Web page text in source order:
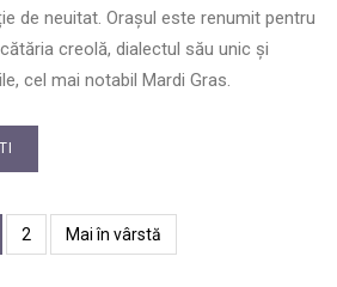
de neuitat. Orașul este renumit pentru
creolă, dialectul său unic și
cel mai notabil Mardi Gras.
2 Mai în vârstă